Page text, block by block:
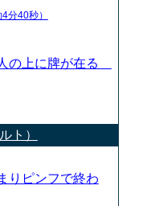
4分40秒）
の上に牌が在る
ト）
りピンフで終わ